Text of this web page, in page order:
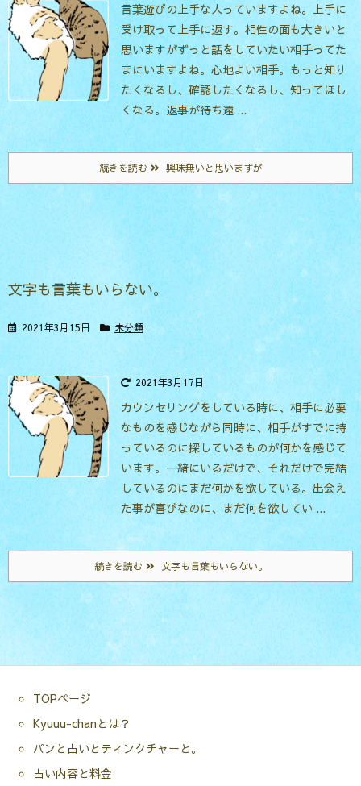
言葉遊びの上手な人っていますよね。上手に
受け取って上手に返す。相性の面も大きいと
思いますがずっと話をしていたい相手ってた
まにいますよね。心地よい相手。もっと知り
たくなるし、確認したくなるし、知ってほし
くなる。返事が待ち遠 ...
続きを読む 興味無いと思いますが
文字も言葉もいらない。
2021年3月15日 未分類
2021年3月17日
カウンセリングをしている時に、相手に必要
なものを感じながら同時に、相手がすでに持
っているのに探しているものが何かを感じて
います。一緒にいるだけで、それだけで完結
しているのにまだ何かを欲している。出会え
た事が喜びなのに、まだ何を欲してい ...
続きを読む 文字も言葉もいらない。
TOPページ
Kyuuu-chanとは？
パンと占いとティンクチャーと。
占い内容と料金